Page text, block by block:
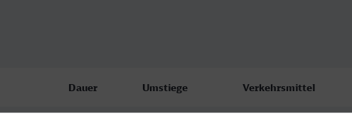
Dauer Umstiege Verkehrsmittel